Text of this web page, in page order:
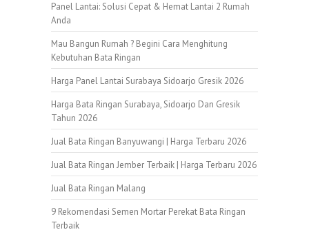
Panel Lantai: Solusi Cepat & Hemat Lantai 2 Rumah
Anda
Mau Bangun Rumah ? Begini Cara Menghitung
Kebutuhan Bata Ringan
Harga Panel Lantai Surabaya Sidoarjo Gresik 2026
Harga Bata Ringan Surabaya, Sidoarjo Dan Gresik
Tahun 2026
Jual Bata Ringan Banyuwangi | Harga Terbaru 2026
Jual Bata Ringan Jember Terbaik | Harga Terbaru 2026
Jual Bata Ringan Malang
9 Rekomendasi Semen Mortar Perekat Bata Ringan
Terbaik